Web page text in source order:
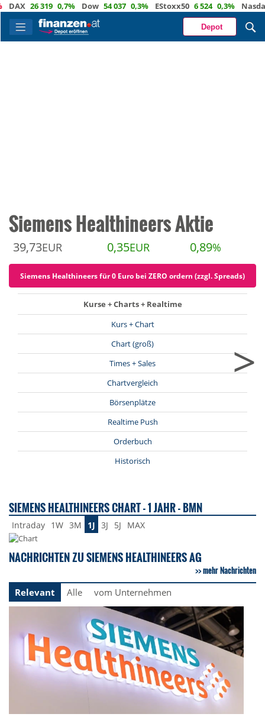
26 319 0,7% Dow 54 037 0,3% EStoxx50 6 524 0,3% Nasdaq 29
Depot
Siemens Healthineers Aktie
39,73EUR 0,35EUR 0,89%
Siemens Healthineers für 0 Euro bei ZERO ordern (zzgl. Spreads)
Kurse + Charts + Realtime
Kurs + Chart
Chart (groß)
Times + Sales
Chartvergleich
Börsenplätze
Realtime Push
Orderbuch
Historisch
>
SIEMENS HEALTHINEERS CHART - 1 JAHR - BMN
Intraday 1W 3M 1J 3J 5J MAX
NACHRICHTEN ZU SIEMENS HEALTHINEERS AG
mehr Nachrichten
Relevant
Alle vom Unternehmen